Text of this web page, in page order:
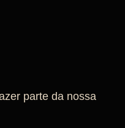
parte da nossa